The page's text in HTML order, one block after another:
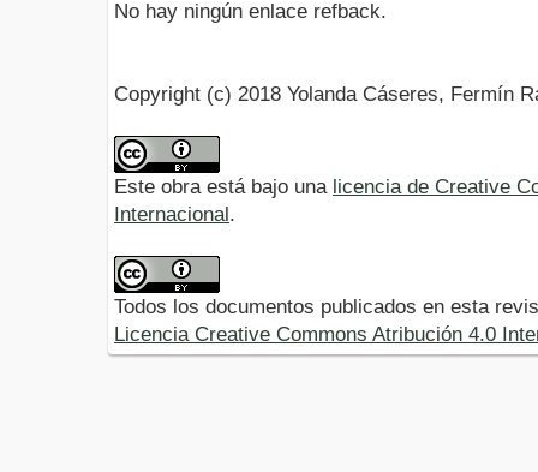
No hay ningún enlace refback.
Copyright (c) 2018 Yolanda Cáseres, Fermín
Este obra está bajo una licencia de Creative
Internacional.
Todos los documentos publicados en esta
Licencia Creative Commons Atribución 4.0